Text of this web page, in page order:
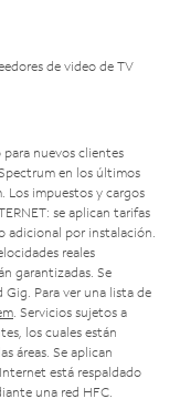
de video de TV
nuevos clientes
en los últimos
Los impuestos y cargos
se aplican tarifas
adicional por instalación.
reales
garantizadas. Se
Para ver una lista de
. Servicios sujetos a
los cuales están
áreas. Se aplican
está respaldado
una red HFC.